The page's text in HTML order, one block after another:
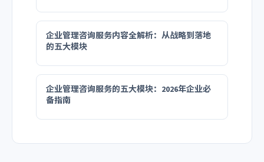
企业管理咨询服务内容全解析：从战略到落地
的五大模块
企业管理咨询服务的五大模块：2026年企业必
备指南